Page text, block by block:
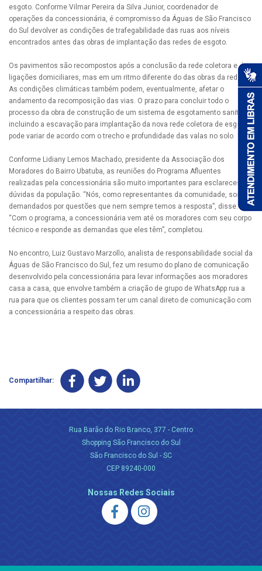
esgoto. Conforme Vilmar Pereira da Silva Junior, coordenador de
operações da concessionária, é compromisso da Águas de São Francisco
do Sul devolver as condições de trafegabilidade das ruas aos níveis
encontrados antes das obras de implantação das redes de esgoto.
Os pavimentos são recompostos após a conclusão da rede coletora e das
ligações domiciliares, mas em um ritmo diferente do das obras da rede.
As condições climáticas também podem, eventualmente, afetar o
andamento da recomposição das vias. O prazo para concluir todo o
processo da obra de construção de um sistema de esgotamento sanitário,
incluindo a escavação para implantação da nova rede coletora de esgoto,
pode variar de acordo com o trecho e profundidade das valas no solo
Conforme Lidiany Lemos Machado, presidente da Associação dos
Moradores do Bairro Ubatuba, as reuniões do Programa Afluentes
realizadas pela concessionária são muito importantes para esclarecer as
dúvidas da população. “Nós, como representantes da comunidade, somos
demandados por questões que nem sempre temos a resposta”, disse.
“Com o programa, a concessionária vem até os moradores com seu corpo
técnico e responde as demandas que eles têm”, completou.
No encontro, Luiz Gustavo Marzollo, analista de responsabilidade social da
Águas de São Francisco do Sul, fez um resumo do plano de comunicação
desenvolvido pela concessionária para levar informações aos moradores
casa a casa, que envolve também a criação de grupo de WhatsApp rua a
rua para que os clientes possam ter um canal direto de comunicação com
a concessionária a respeito das obras.
Compartilhar:
Rua Barão do Rio Branco, 377 - Centro
Shopping São Francisco do Sul
São Francisco do Sul - SC
CEP 89240-000
Nossas Redes Sociais